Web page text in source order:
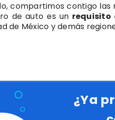
compartimos contigo las
de auto es un requisito
de México y demás
¿Ya